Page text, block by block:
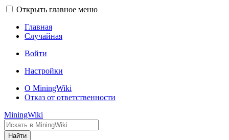
Открыть главное меню
Главная
Случайная
Войти
Настройки
О MiningWiki
Отказ от ответственности
MiningWiki
Найти